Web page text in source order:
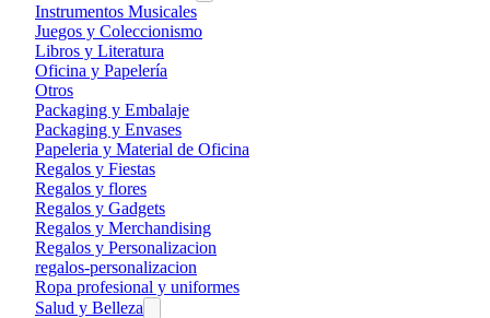
Instrumentos Musicales
Juegos y Coleccionismo
Libros y Literatura
Oficina y Papelería
Otros
Packaging y Embalaje
Packaging y Envases
Papeleria y Material de Oficina
Regalos y Fiestas
Regalos y flores
Regalos y Gadgets
Regalos y Merchandising
Regalos y Personalizacion
regalos-personalizacion
Ropa profesional y uniformes
Salud y Belleza